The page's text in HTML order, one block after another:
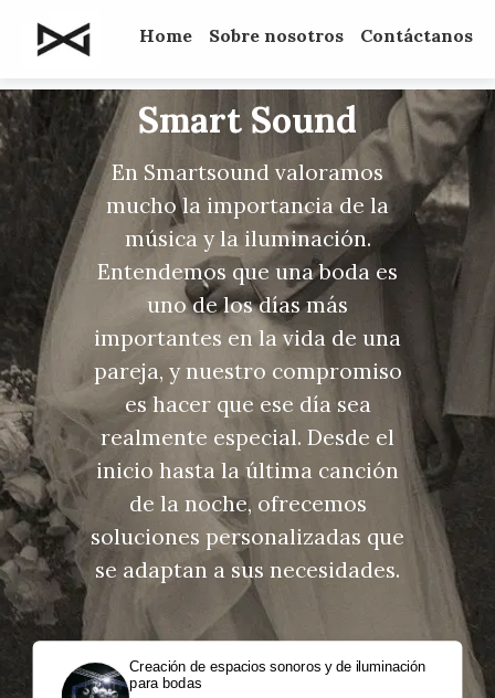
Home Sobre nosotros Contáctanos
Smart Sound
En Smartsound valoramos
mucho la importancia de la
música y la iluminación.
Entendemos que una boda es
uno de los días más
importantes en la vida de una
pareja, y nuestro compromiso
es hacer que ese día sea
realmente especial. Desde el
inicio hasta la última canción
de la noche, ofrecemos
soluciones personalizadas que
se adaptan a sus necesidades.
Creación de espacios sonoros y de iluminación
para bodas